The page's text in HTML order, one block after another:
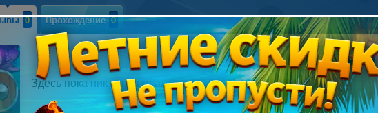
0 Прохождение 0
Написать отзыв
Здесь пока никто не писал